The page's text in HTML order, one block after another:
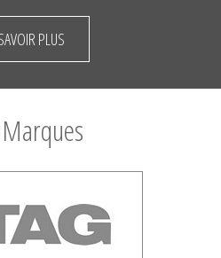
PLUS